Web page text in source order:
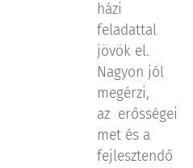
házi
feladattal
jövök el.
Nagyon jól
megérzi,
az erősségei
met és a
fejlesztendő